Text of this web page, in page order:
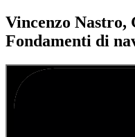
Vincenzo Nastro,
Fondamenti di